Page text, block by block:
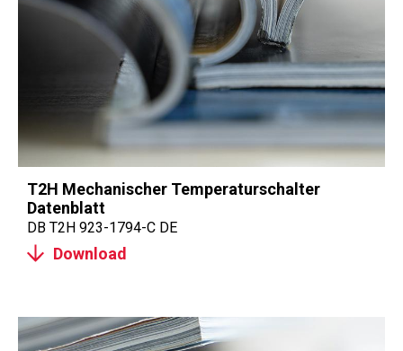
T2H Mechanischer Temperaturschalter
Datenblatt
DB T2H 923-1794-C DE
Download